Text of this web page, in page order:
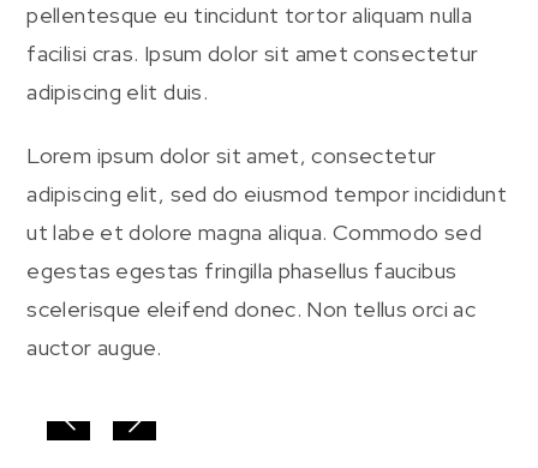
pellentesque eu tincidunt tortor aliquam nulla
facilisi cras. Ipsum dolor sit amet consectetur
adipiscing elit duis.
Lorem ipsum dolor sit amet, consectetur
adipiscing elit, sed do eiusmod tempor incididunt
ut labe et dolore magna aliqua. Commodo sed
egestas egestas fringilla phasellus faucibus
scelerisque eleifend donec. Non tellus orci ac
auctor augue.